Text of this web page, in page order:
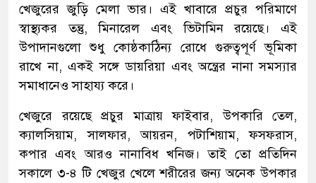
খেজুরের জুড়ি মেলা ভার। এই খাবারে প্রচুর পরিমাণে
স্বাস্থ্যকর তন্তু, মিনারেল এবং ভিটামিন রয়েছে। এই
উপাদানগুলো শুধু কোষ্ঠকাঠিন্য রোধে গুরুত্বপূর্ণ ভূমিকা
রাখে না, একই সঙ্গে ডায়রিয়া এবং অন্ত্রের নানা সমস্যার
সমাধানেও সাহায্য করে।
খেজুরে রয়েছে প্রচুর মাত্রায় ফাইবার, উপকারি তেল,
ক্যালসিয়াম, সালফার, আয়রন, পটাশিয়াম, ফসফরাস,
কপার এবং আরও নানাবিধ খনিজ। তাই তো প্রতিদিন
সকালে ৩-৪ টি খেজুর খেলে শরীরের জন্য অনেক উপকার